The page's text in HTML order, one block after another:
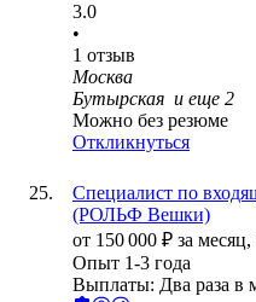
3.0
•
1 отзыв
Москва
Бутырская и еще 2
Можно без резюме
Откликнуться
Специалист по
(РОЛЬФ Вешки)
от 150 000 ₽ за месяц,
Опыт 1-3 года
Выплаты: Два раза в